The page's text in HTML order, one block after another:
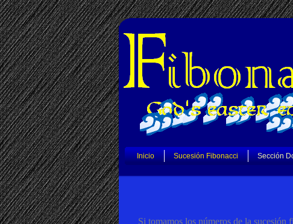
Inicio Sucesión Fibonacci Sección
Si tomamos los números de la sucesión